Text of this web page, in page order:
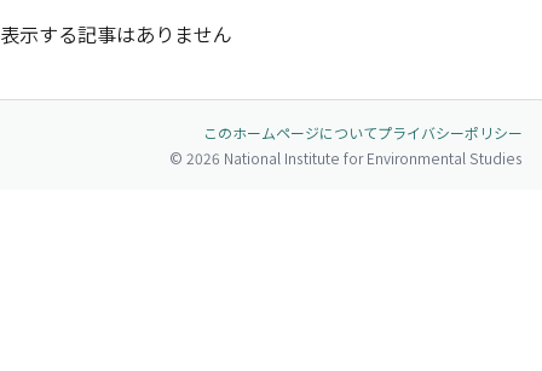
表示する記事はありません
このホームページについてプライバシーポリシー
© 2026 National Institute for Environmental Studies